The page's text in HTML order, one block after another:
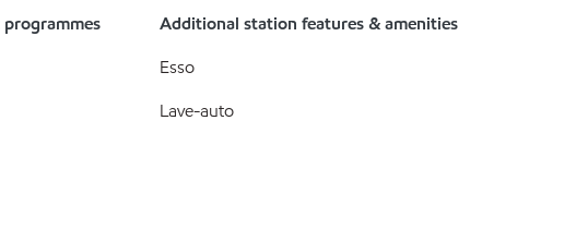
Additional station features & amenities
Esso
Lave-auto